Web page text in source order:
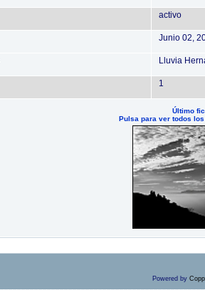
activo
Junio 02,
Lluvia
1
Último
Pulsa para ver todos
Powered by